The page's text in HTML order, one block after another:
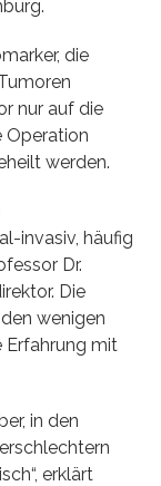
die
nur auf die
Operation
werden.
invasiv, häufig
Dr.
Die
wenigen
Erfahrung mit
in den
erklärt